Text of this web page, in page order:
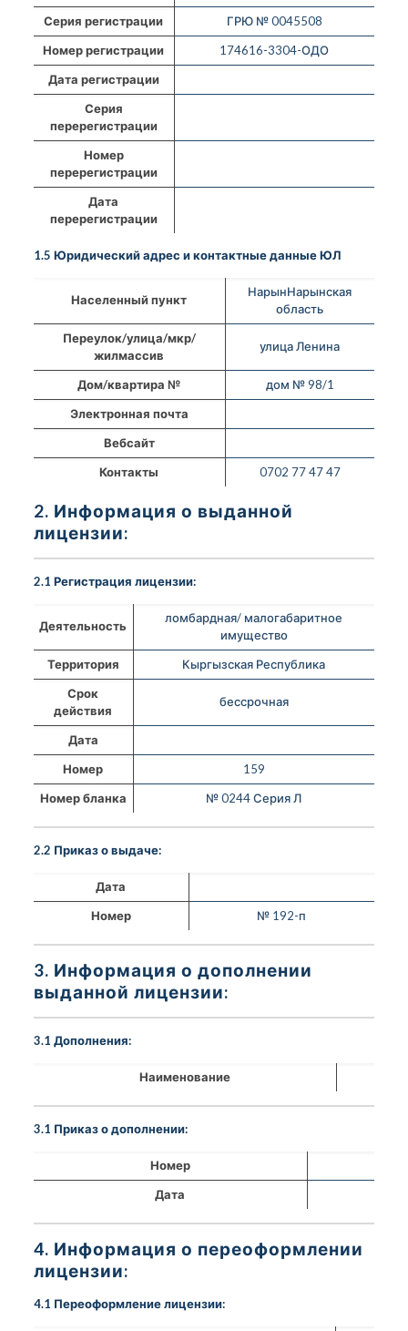
Серия регистрации
ГРЮ № 0045508
Номер регистрации
174616-3304-ОДО
Дата регистрации
Серия
перерегистрации
Номер
перерегистрации
Дата
перерегистрации
1.5 Юридический адрес и контактные данные ЮЛ
Населенный пункт
НарынНарынская
область
Переулок/улица/мкр/
жилмассив
улица Ленина
Дом/квартира №
дом № 98/1
Электронная почта
Вебсайт
Контакты
0702 77 47 47
2. Информация о выданной
лицензии:
2.1 Регистрация лицензии:
Деятельность
ломбардная/ малогабаритное
имущество
Территория
Кыргызская Республика
Срок
действия
бессрочная
Дата
Номер
159
Номер бланка
№ 0244 Серия Л
2.2 Приказ о выдаче:
Дата
Номер
№ 192-п
3. Информация о дополнении
выданной лицензии:
3.1 Дополнения:
Наименование
3.1 Приказ о дополнении:
Номер
Дата
4. Информация о переоформлении
лицензии:
4.1 Переоформление лицензии: